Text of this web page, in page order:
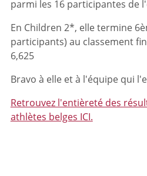
parmi les 16 participantes de
En Children 2*, elle termine
participants) au classement
6,625
Bravo à elle et à l'équipe qui
Retrouvez l'entièreté des
athlètes belges ICI.